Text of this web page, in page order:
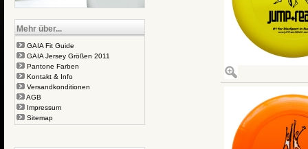
Mehr über...
GAIA Fit Guide
GAIA Jersey Größen 2011
Pantone Farben
Kontakt & Info
Versandkonditionen
AGB
Impressum
Sitemap